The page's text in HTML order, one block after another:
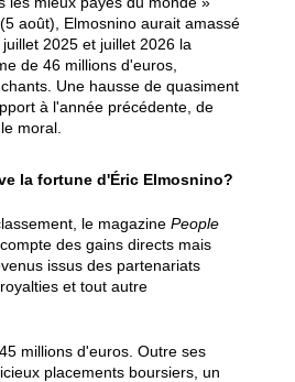
août), Elmosnino aurait amassé
2025 et juillet 2026 la
de 46 millions d'euros,
Une hausse de quasiment
à l'année précédente, de
moral.
la fortune d'Éric Elmosnino?
le magazine People
des gains directs mais
issus des partenariats
et tout autre
millions d'euros. Outre ses
placements boursiers, un